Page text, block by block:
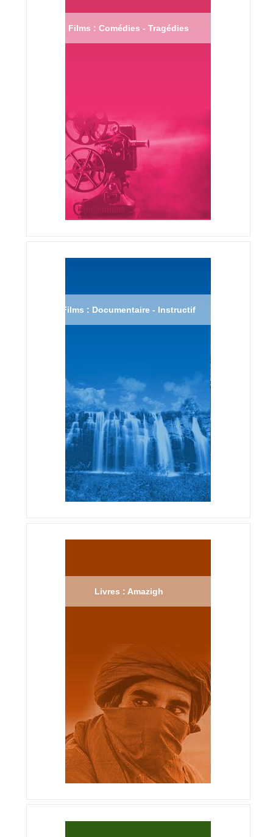
Films : Comédies - Tragédies
Films : Documentaire - Instructif
Livres : Amazigh